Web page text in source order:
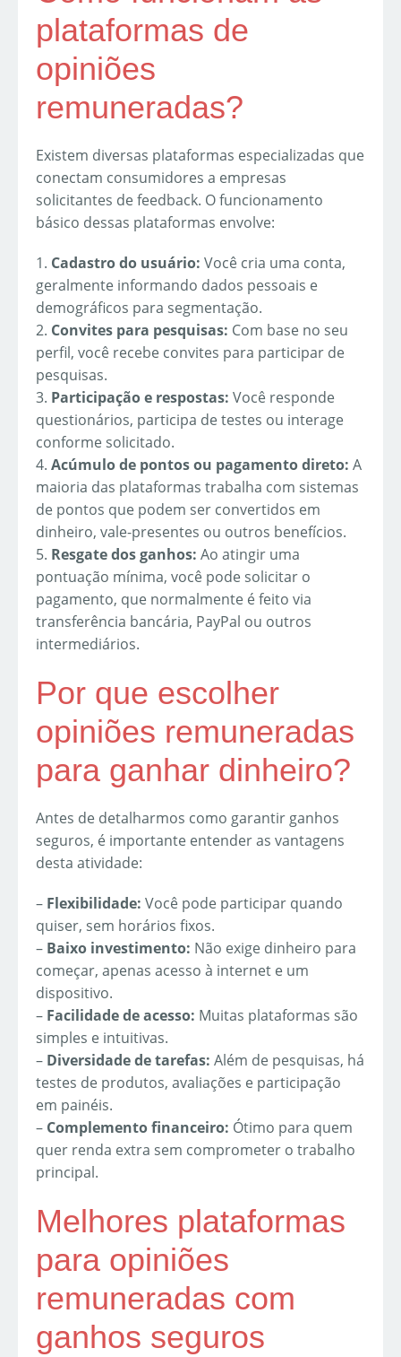
plataformas de
opiniões
remuneradas?
Existem diversas plataformas especializadas que
conectam consumidores a empresas
solicitantes de feedback. O funcionamento
básico dessas plataformas envolve:
1. Cadastro do usuário: Você cria uma conta,
geralmente informando dados pessoais e
demográficos para segmentação.
2. Convites para pesquisas: Com base no seu
perfil, você recebe convites para participar de
pesquisas.
3. Participação e respostas: Você responde
questionários, participa de testes ou interage
conforme solicitado.
4. Acúmulo de pontos ou pagamento direto: A
maioria das plataformas trabalha com sistemas
de pontos que podem ser convertidos em
dinheiro, vale-presentes ou outros benefícios.
5. Resgate dos ganhos: Ao atingir uma
pontuação mínima, você pode solicitar o
pagamento, que normalmente é feito via
transferência bancária, PayPal ou outros
intermediários.
Por que escolher
opiniões remuneradas
para ganhar dinheiro?
Antes de detalharmos como garantir ganhos
seguros, é importante entender as vantagens
desta atividade:
– Flexibilidade: Você pode participar quando
quiser, sem horários fixos.
– Baixo investimento: Não exige dinheiro para
começar, apenas acesso à internet e um
dispositivo.
– Facilidade de acesso: Muitas plataformas são
simples e intuitivas.
– Diversidade de tarefas: Além de pesquisas, há
testes de produtos, avaliações e participação
em painéis.
– Complemento financeiro: Ótimo para quem
quer renda extra sem comprometer o trabalho
principal.
Melhores plataformas
para opiniões
remuneradas com
ganhos seguros